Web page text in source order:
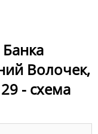
Волочек,
- схема